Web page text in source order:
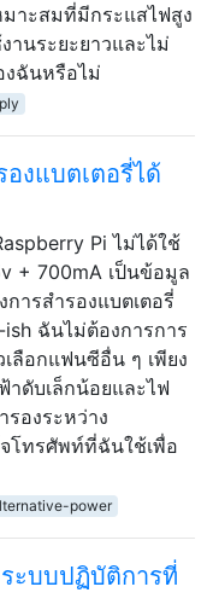
าะสมที่มีกระแสไฟสูง
านระยะยาวและไม่
งฉันหรือไม่
งแบตเตอรี่ได้
Pi ไม่ได้ใช้
+ 700mA เป็นข้อมูล
ารสำรองแบตเตอรี่
ฉันไม่ต้องการการ
ลือกแฟนซีอื่น ๆ เพียง
ดับเล็กน้อยและไฟ
องระหว่าง
โทรศัพท์ที่ฉันใช้เพื่อ
power
ะบบปฏิบัติการที่